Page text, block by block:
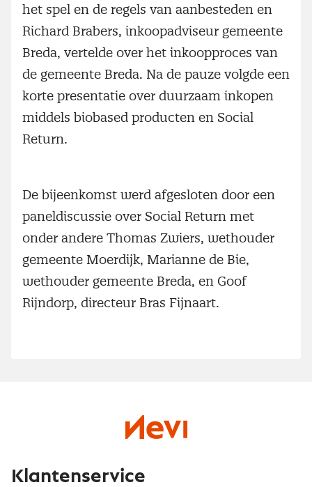
het spel en de regels van aanbesteden en
Richard Brabers, inkoopadviseur gemeente
Breda, vertelde over het inkoopproces van
de gemeente Breda. Na de pauze volgde een
korte presentatie over duurzaam inkopen
middels biobased producten en Social
Return.
De bijeenkomst werd afgesloten door een
paneldiscussie over Social Return met
onder andere Thomas Zwiers, wethouder
gemeente Moerdijk, Marianne de Bie,
wethouder gemeente Breda, en Goof
Rijndorp, directeur Bras Fijnaart.
Klantenservice